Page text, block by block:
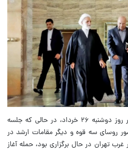
به گزارش فارس، پیش از ظهر روز دوشنبه ۲۶ خرداد، در حالی که جلسه
روسای سه قوه و دیگر مقامات ارشد در
تهران در حال برگزاری بود، حمله آغاز